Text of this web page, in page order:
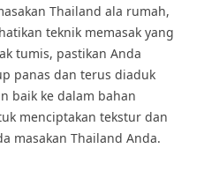
Thailand ala rumah,
teknik memasak yang
tumis, pastikan Anda
panas dan terus diaduk
baik ke dalam bahan
menciptakan tekstur dan
masakan Thailand Anda.